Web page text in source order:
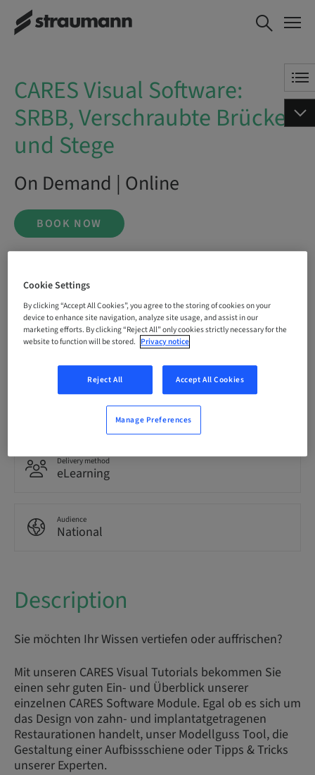
CARES Visual Software: SRBB,
Verschraubte Brücken und
BOOK NOW
CARES Visual Software:
SRBB, Verschraubte Brücken
und Stege
On Demand | Online
BOOK NOW
Status
bookable
Language
Delivery method
eLearning
Audience
National
Description
Sie möchten Ihr Wissen vertiefen oder auffrischen?
Mit unseren CARES Visual Tutorials bekommen Sie
einen sehr guten Ein- und Überblick unserer
einzelnen CARES Software Module. Egal ob es sich um
das Design von zahn- und implantatgetragenen
Restaurationen handelt, unser Modellguss Tool, die
Gestaltung einer Aufbissschiene oder Tipps & Tricks
unserer Experten.
Cookie Settings
By clicking “Accept All Cookies”, you agree to the storing of cookies on your
device to enhance site navigation, analyze site usage, and assist in our
marketing efforts. By clicking “Reject All” only cookies strictly necessary for the
website to function will be stored. Privacy notice
Reject All Accept All Cookies
Manage Preferences